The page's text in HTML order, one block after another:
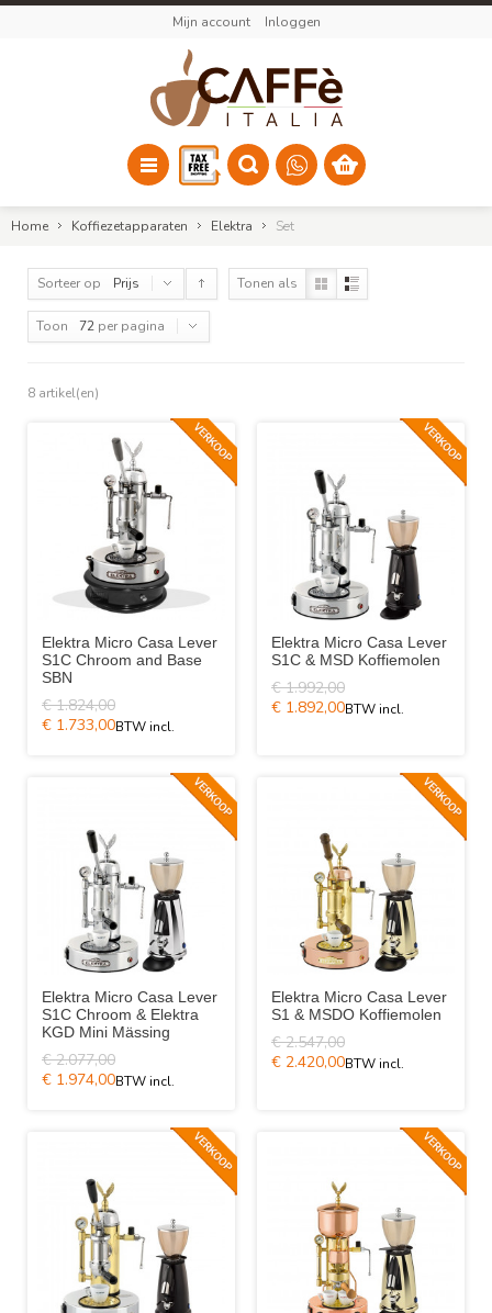
Mijn account Inloggen
Home Koffiezetapparaten Elektra Set
Sorteer op Prijs Tonen als
Toon 72 per pagina
8 artikel(en)
Elektra Micro Casa Lever
S1C Chroom and Base
SBN
€ 1.824,00
€ 1.733,00
Elektra Micro Casa Lever
S1C & MSD Koffiemolen
€ 1.992,00
€ 1.892,00
Elektra Micro Casa Lever
S1C Chroom & Elektra
KGD Mini Mässing
€ 2.077,00
€ 1.974,00
Elektra Micro Casa Lever
S1 & MSDO Koffiemolen
€ 2.547,00
€ 2.420,00